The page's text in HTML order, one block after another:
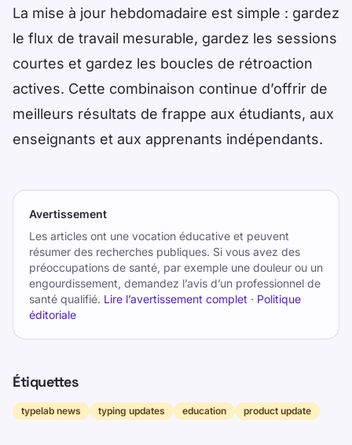
La mise à jour hebdomadaire est simple : gardez
le flux de travail mesurable, gardez les sessions
courtes et gardez les boucles de rétroaction
actives. Cette combinaison continue d’offrir de
meilleurs résultats de frappe aux étudiants, aux
enseignants et aux apprenants indépendants.
Avertissement
Les articles ont une vocation éducative et peuvent
résumer des recherches publiques. Si vous avez des
préoccupations de santé, par exemple une douleur ou un
engourdissement, demandez l’avis d’un professionnel de
santé qualifié. Lire l’avertissement complet · Politique
éditoriale
Étiquettes
typelab news typing updates education product update